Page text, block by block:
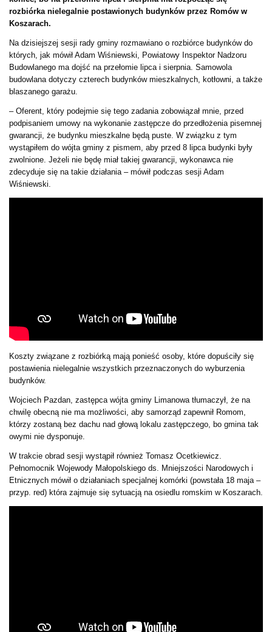
rozbiórka nielegalnie postawionych budynków przez Romów w
Koszarach.
Na dzisiejszej sesji rady gminy rozmawiano o rozbiórce budynków do
których, jak mówił Adam Wiśniewski, Powiatowy Inspektor Nadzoru
Budowlanego ma dojść na przełomie lipca i sierpnia. Samowola
budowlana dotyczy czterech budynków mieszkalnych, kotłowni, a także
blaszanego garażu.
– Oferent, który podejmie się tego zadania zobowiązał mnie, przed
podpisaniem umowy na wykonanie zastępcze do przedłożenia pisemnej
gwarancji, że budynku mieszkalne będą puste. W związku z tym
wystąpiłem do wójta gminy z pismem, aby przed 8 lipca budynki były
zwolnione. Jeżeli nie będę miał takiej gwarancji, wykonawca nie
zdecyduje się na takie działania – mówił podczas sesji Adam
Wiśniewski.
Koszty związane z rozbiórką mają ponieść osoby, które dopuściły się
postawienia nielegalnie wszystkich przeznaczonych do wyburzenia
budynków.
Wojciech Pazdan, zastępca wójta gminy Limanowa tłumaczył, że na
chwilę obecną nie ma możliwości, aby samorząd zapewnił Romom,
którzy zostaną bez dachu nad głową lokalu zastępczego, bo gmina tak
owymi nie dysponuje.
W trakcie obrad sesji wystąpił również Tomasz Ocetkiewicz.
Pełnomocnik Wojewody Małopolskiego ds. Mniejszości Narodowych i
Etnicznych mówił o działaniach specjalnej komórki (powstała 18 maja –
przyp. red) która zajmuje się sytuacją na osiedlu romskim w Koszarach.